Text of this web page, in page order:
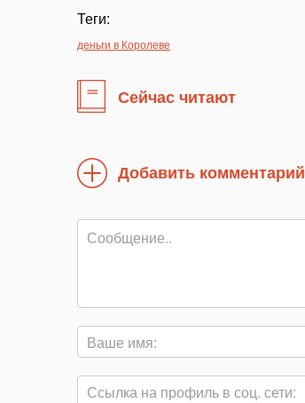
Теги:
деньги в Королеве
Сейчас читают
Добавить комментарий